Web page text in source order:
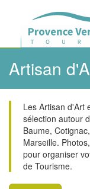
Artisan
Les Artisan d'Art
sélection autour
Baume,
Marseille.
pour organiser
de Tourisme.